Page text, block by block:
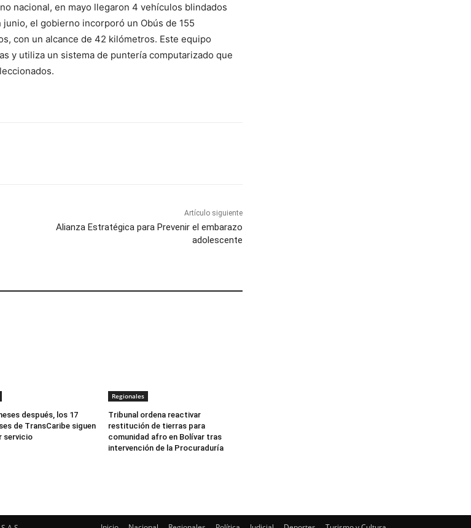
nacional, en mayo llegaron 4 vehículos blindados
el gobierno incorporó un Obús de 155
con un alcance de 42 kilómetros. Este equipo
y utiliza un sistema de puntería computarizado que
Artículo siguiente
Alianza Estratégica para Prevenir el embarazo
adolescente
después, los 17
de TransCaribe siguen
servicio
Regionales
Tribunal ordena reactivar
restitución de tierras para
comunidad afro en Bolívar tras
intervención de la Procuraduría